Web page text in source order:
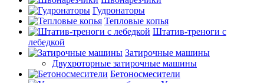
Гудронаторы
Тепловые копья
Штатив-треноги с
лебедкой
Затирочные машины
Двухроторные затирочные машины
Бетоносмесители